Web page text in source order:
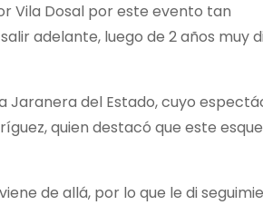
Vila Dosal por este evento tan
adelante, luego de 2 años muy
Jaranera del Estado, cuyo
quien destacó que este
de allá, por lo que le di